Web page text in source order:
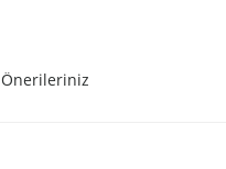
Önerileriniz